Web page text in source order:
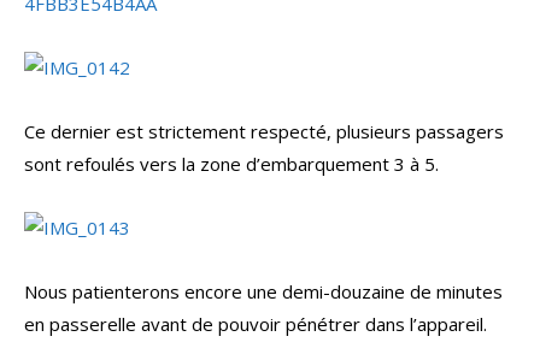
Ce dernier est strictement respecté, plusieurs passagers
sont refoulés vers la zone d’embarquement 3 à 5.
Nous patienterons encore une demi-douzaine de minutes
en passerelle avant de pouvoir pénétrer dans l’appareil.